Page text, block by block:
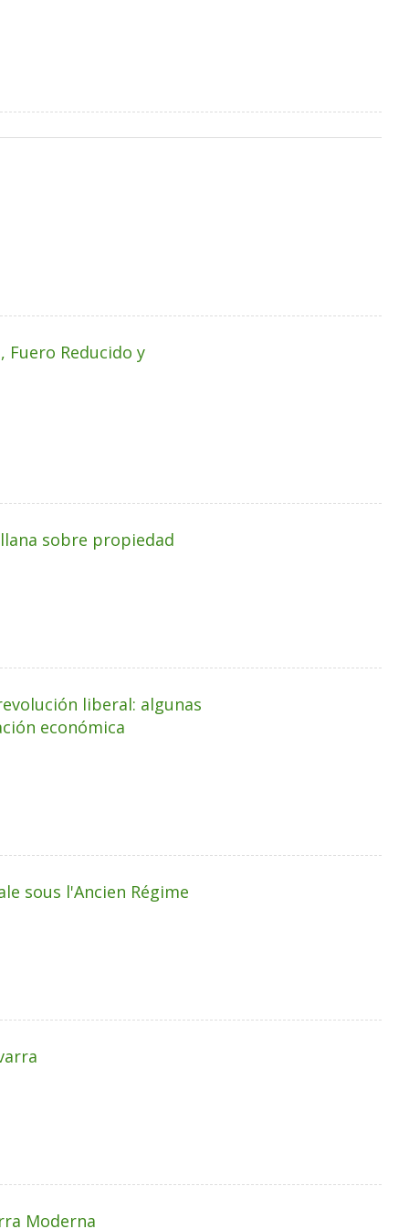
Fuero Reducido y
sobre propiedad
liberal: algunas
económica
sous l'Ancien Régime
Moderna